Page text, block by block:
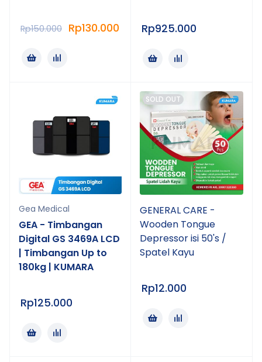
Rp150.000 Rp130.000 Rp925.000
Gea Medical
GEA - Timbangan
Digital GS 3469A LCD
| Timbangan Up to
180kg | KUMARA
Rp125.000
SOLD OUT
GENERAL CARE -
Wooden Tongue
Depressor isi 50's /
Spatel Kayu
Rp12.000